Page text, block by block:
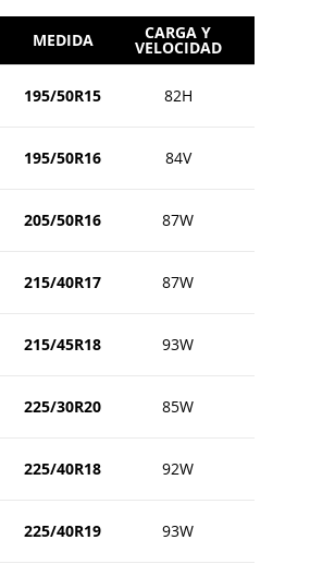
MEDIDA CARGA Y
VELOCIDAD
195/50R15 82H
195/50R16 84V
205/50R16 87W
215/40R17 87W
215/45R18 93W
225/30R20 85W
225/40R18 92W
225/40R19 93W